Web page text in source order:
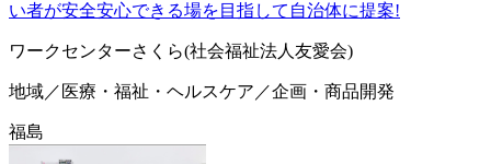
い者が安全安心できる場を目指して自治体に提案!
ワークセンターさくら(社会福祉法人友愛会)
地域／医療・福祉・ヘルスケア／企画・商品開発
福島